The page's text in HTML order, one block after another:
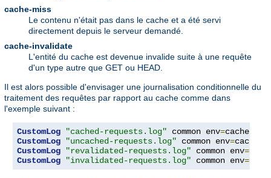
cache-miss
Le contenu n'était pas dans le cache et a été servi
directement depuis le serveur demandé.
cache-invalidate
L'entité du cache est devenue invalide suite à une requête
d'un type autre que GET ou HEAD.
Il est alors possible d'envisager une journalisation conditionnelle du
traitement des requêtes par rapport au cache comme dans
l'exemple suivant :
CustomLog "cached-requests.log" common env=
CustomLog
"uncached-requests.log" common env=
CustomLog
"revalidated-requests.log" common env=
CustomLog
"invalidated-requests.log" common env=